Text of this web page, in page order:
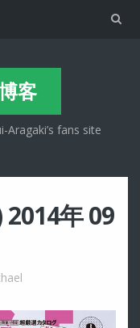
客
Aragaki’s fans site
年 09